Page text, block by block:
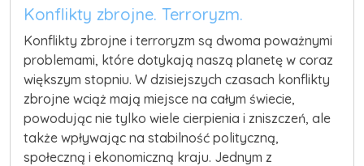
Konflikty zbrojne. Terroryzm.
Konflikty zbrojne i terroryzm są dwoma poważnymi
problemami, które dotykają naszą planetę w coraz
większym stopniu. W dzisiejszych czasach konflikty
zbrojne wciąż mają miejsce na całym świecie,
powodując nie tylko wiele cierpienia i zniszczeń, ale
także wpływając na stabilność polityczną,
społeczną i ekonomiczną kraju. Jednym z